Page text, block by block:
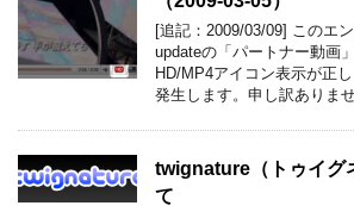
[追記：2009/03/09] このエ
updateの「パートナー動画
HD/MP4アイコン表示が正
発生します。申し訳ありま
twignature（トゥイグ
て